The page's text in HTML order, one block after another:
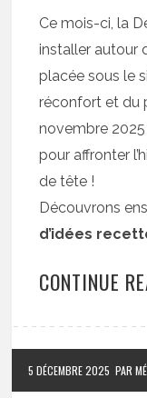
Ce mois-ci, la
installer autour
placée sous le
réconfort et du
novembre
pour affronter
de tête !
Découvrons
d’idées
CONTINUE
5 DÉCEMBRE 2025 PAR